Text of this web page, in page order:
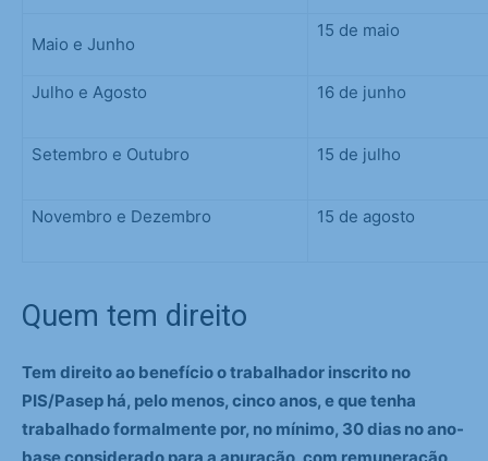
Maio e Junho
15 de maio
Julho e Agosto 16 de junho
Setembro e Outubro 15 de julho
Novembro e Dezembro 15 de agosto
Quem tem direito
Tem direito ao benefício o trabalhador inscrito no
PIS/Pasep há, pelo menos, cinco anos, e que tenha
trabalhado formalmente por, no mínimo, 30 dias no ano-